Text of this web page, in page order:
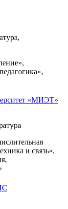
«МИЭТ»
и связь»,